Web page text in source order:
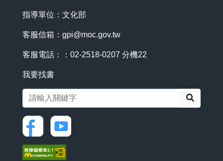
指導單位：文化部
客服信箱： gpi@moc.gov.tw
客服電話：：02-2518-0207 分機22
我要找書